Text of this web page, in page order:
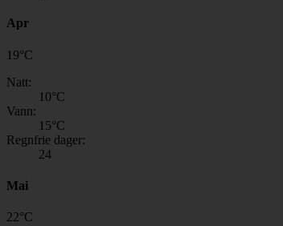
Apr
19°C
Natt:
10°C
Vann:
15°C
Regnfrie dager:
24
Mai
22°C